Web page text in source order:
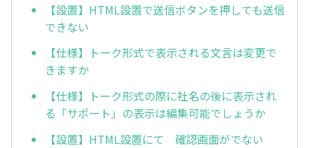
【設置】HTML設置で送信ボタンを押しても送信
できない
【仕様】トーク形式で表示される文言は変更で
きますか
【仕様】トーク形式の際に社名の後に表示され
る「サポート」の表示は編集可能でしょうか
【設置】HTML設置にて 確認画面がでない